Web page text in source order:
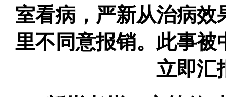
室看病，严新从治病
里不同意报销。此事被
立即汇